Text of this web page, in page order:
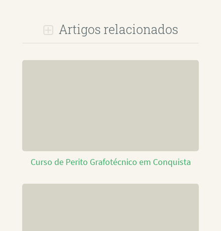
Artigos relacionados
Curso de Perito Grafotécnico em Conquista